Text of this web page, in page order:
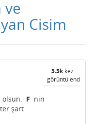
ve
Cisim
3.3kkez
görüntülendi
olsun. F nin
şart